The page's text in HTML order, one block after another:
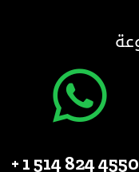
4550 824 514 1 +